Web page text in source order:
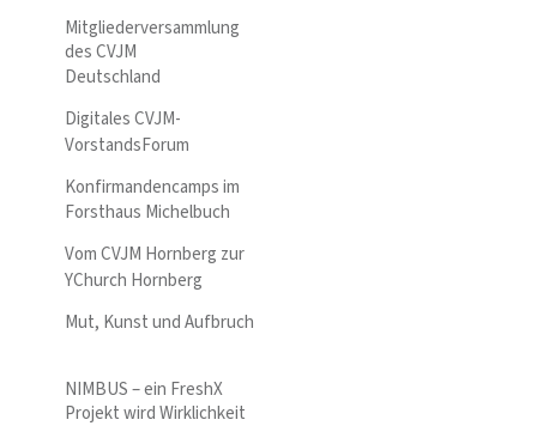
Mitgliederversammlung
des CVJM
Deutschland
Digitales CVJM-
VorstandsForum
Konfirmandencamps im
Forsthaus Michelbuch
Vom CVJM Hornberg zur
YChurch Hornberg
Mut, Kunst und Aufbruch
NIMBUS – ein FreshX
Projekt wird Wirklichkeit